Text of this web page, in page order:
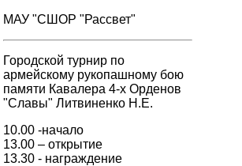
МАУ "СШОР "Рассвет"
Городской турнир по
армейскому рукопашному бою
памяти Кавалера 4-х Орденов
"Славы" Литвиненко Н.Е.
10.00 -начало
13.00 – открытие
13.30 - награждение